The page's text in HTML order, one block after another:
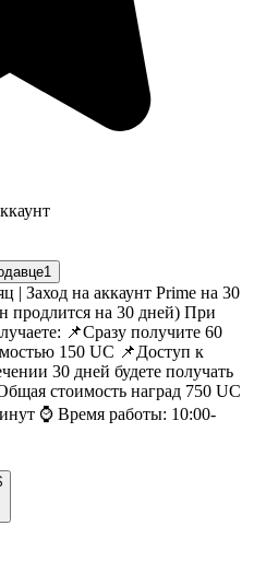
1
| Заход на аккаунт Prime на 30
продлится на 30 дней) При
📌Сразу получите 60
150 UC 📌Доступ к
30 дней будете получать
стоимость наград 750 UC
⌚ Время работы: 10:00-